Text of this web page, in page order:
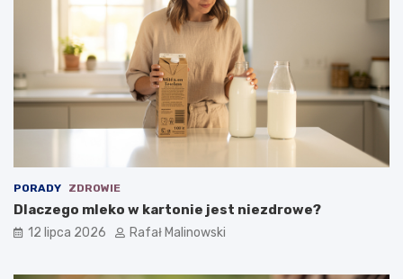
PORADY ZDROWIE
Dlaczego mleko w kartonie jest niezdrowe?
12 lipca 2026 Rafał Malinowski